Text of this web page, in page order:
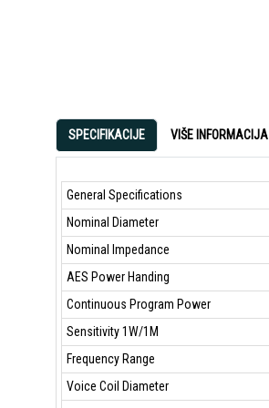
SPECIFIKACIJE VIŠE INFORMACIJA
General Specifications
Nominal Diameter
Nominal Impedance
AES Power Handing
Continuous Program Power
Sensitivity 1W/1M
Frequency Range
Voice Coil Diameter